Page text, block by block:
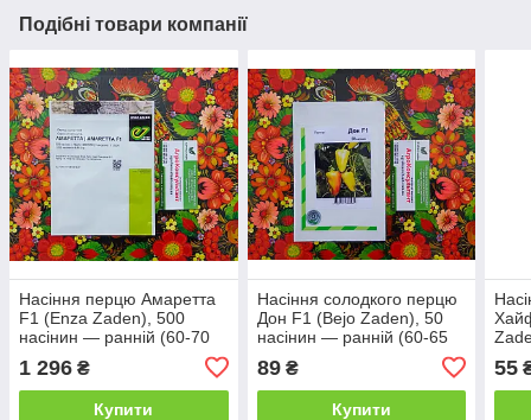
Подібні товари компанії
Насіння перцю Амаретта
F1 (Enza Zaden), 500
насінин — ранній (60-70
конусоподібний перець
1 296 ₴
Купити
Насіння солодкого перцю
Дон F1 (Bejo Zaden), 50
насінин — ранній (60-65
89₴
Купити
55